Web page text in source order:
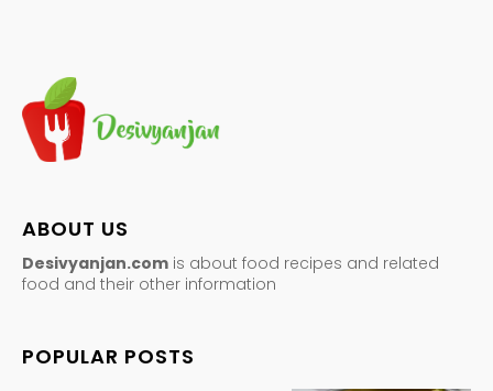
ABOUT US
Desivyanjan.com is about food recipes and related
food and their other information
POPULAR POSTS